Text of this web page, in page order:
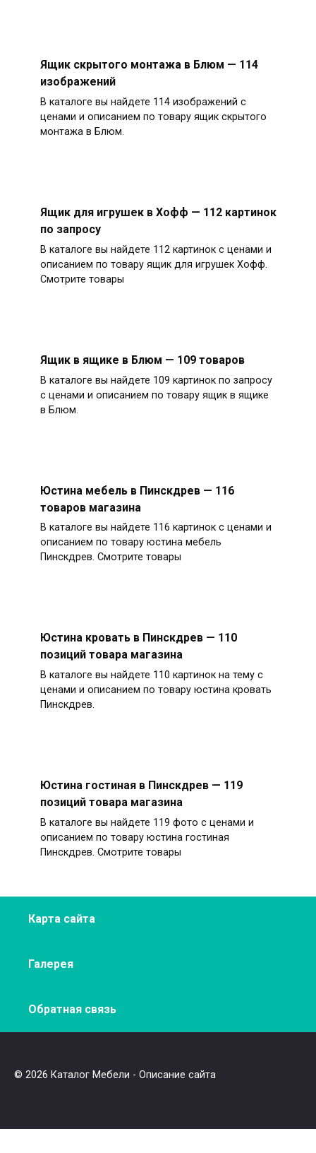
Ящик скрытого монтажа в Блюм — 114
изображений
В каталоге вы найдете 114 изображений с
ценами и описанием по товару ящик скрытого
монтажа в Блюм.
Ящик для игрушек в Хофф — 112 картинок
по запросу
В каталоге вы найдете 112 картинок с ценами и
описанием по товару ящик для игрушек Хофф.
Смотрите товары
Ящик в ящике в Блюм — 109 товаров
В каталоге вы найдете 109 картинок по запросу
с ценами и описанием по товару ящик в ящике
в Блюм.
Юстина мебель в Пинскдрев — 116
товаров магазина
В каталоге вы найдете 116 картинок с ценами и
описанием по товару юстина мебель
Пинскдрев. Смотрите товары
Юстина кровать в Пинскдрев — 110
позиций товара магазина
В каталоге вы найдете 110 картинок на тему с
ценами и описанием по товару юстина кровать
Пинскдрев.
Юстина гостиная в Пинскдрев — 119
позиций товара магазина
В каталоге вы найдете 119 фото с ценами и
описанием по товару юстина гостиная
Пинскдрев. Смотрите товары
Карта сайта
Галерея
Обратная связь
© 2026 Каталог Мебели - Описание сайта